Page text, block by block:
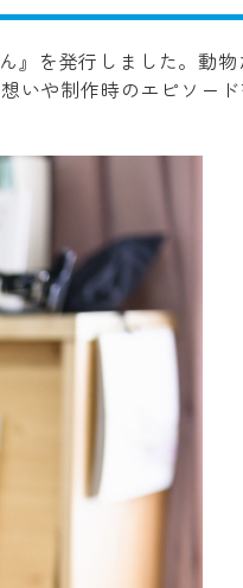
』を発行しました。動
いや制作時のエピソー